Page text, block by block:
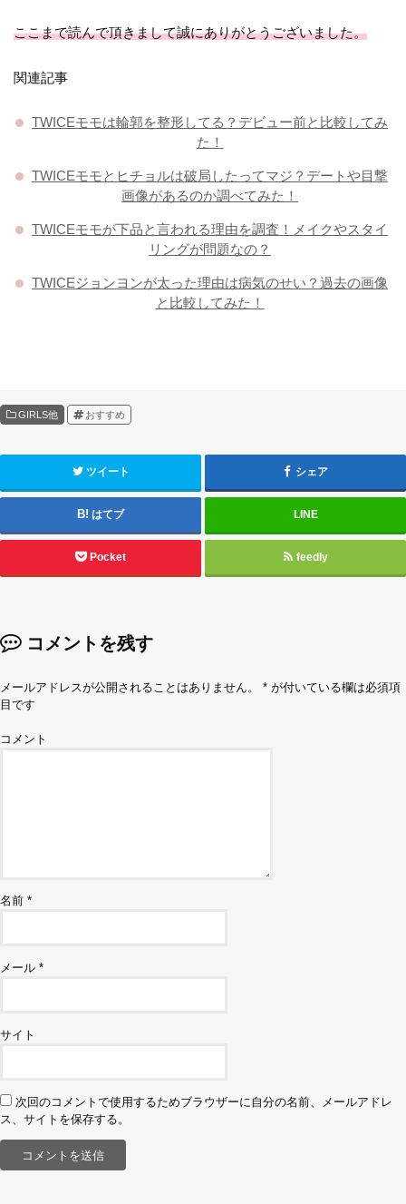
ここまで読んで頂きまして誠にありがとうございました。
関連記事
TWICEモモは輪郭を整形してる？デビュー前と比較してみ
た！
TWICEモモとヒチョルは破局したってマジ？デートや目撃
画像があるのか調べてみた！
TWICEモモが下品と言われる理由を調査！メイクやスタイ
リングが問題なの？
TWICEジョンヨンが太った理由は病気のせい？過去の画像
と比較してみた！
GIRLS他 おすすめ
ツイート シェア
はてブ LINE
Pocket feedly
コメントを残す
メールアドレスが公開されることはありません。 * が付いている欄は必須項
目です
コメント
名前 *
メール *
サイト
次回のコメントで使用するためブラウザーに自分の名前、メールアドレ
ス、サイトを保存する。